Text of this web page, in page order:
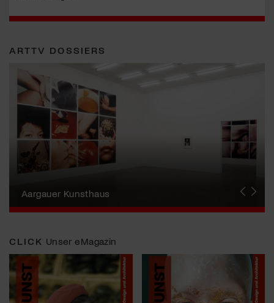
ARTTV DOSSIERS
Künstlerin
Aargauer Kunsthaus
Gewerbemuseum Winterthur
Liste Art Fair Basel
Bündner Kunstmuseum
Künstler:innen Portraits
Junge Schweizer Kunst
Vögele Kultur Zentrum
Nidwaldner Museum
Haus für Kunst Uri
CLICK Unser eMagazin